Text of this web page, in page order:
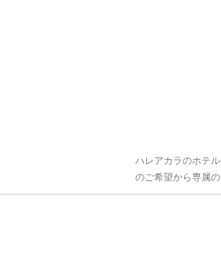
ハレアカラのホテ
のご希望から専属